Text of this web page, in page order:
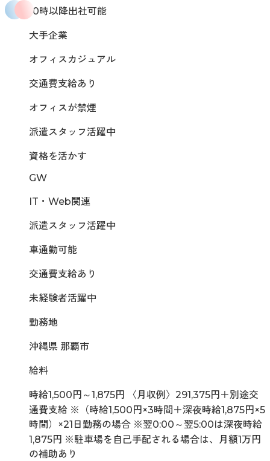
10時以降出社可能
大手企業
オフィスカジュアル
交通費支給あり
オフィスが禁煙
派遣スタッフ活躍中
資格を活かす
GW
IT・Web関連
派遣スタッフ活躍中
車通勤可能
交通費支給あり
未経験者活躍中
勤務地
沖縄県 那覇市
給料
時給1,500円～1,875円 〈月収例〉291,375円＋別途交
通費支給 ※（時給1,500円×3時間＋深夜時給1,875円×5
時間）×21日勤務の場合 ※翌0:00～翌5:00は深夜時給
1,875円 ※駐車場を自己手配される場合は、月額1万円
の補助あり